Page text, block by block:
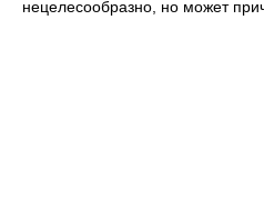
нецелесообразно, но может